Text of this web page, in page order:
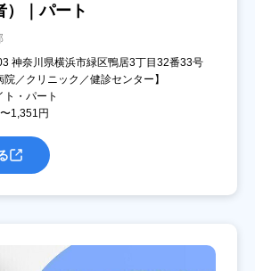
）｜パート
神奈川県横浜市緑区鴨居3丁目32番33号
／クリニック／健診センター】
ト・パート
1,351円